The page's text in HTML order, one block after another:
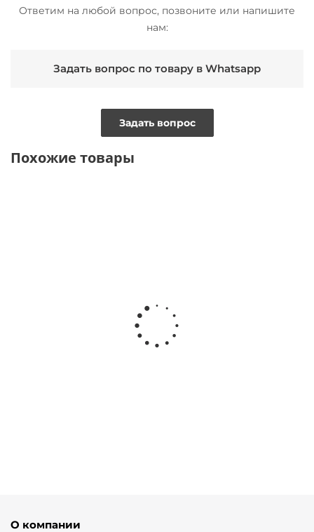
Ответим на любой вопрос, позвоните или напишите
нам:
Задать вопрос по товару в Whatsapp
Задать вопрос
Похожие товары
О компании